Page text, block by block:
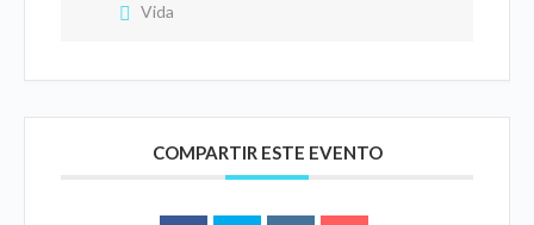
Vida
COMPARTIR ESTE EVENTO